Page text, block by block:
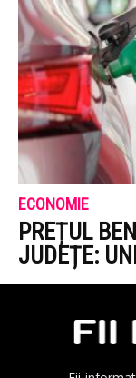
ECONOMIE
PREȚUL
JUDEȚE: